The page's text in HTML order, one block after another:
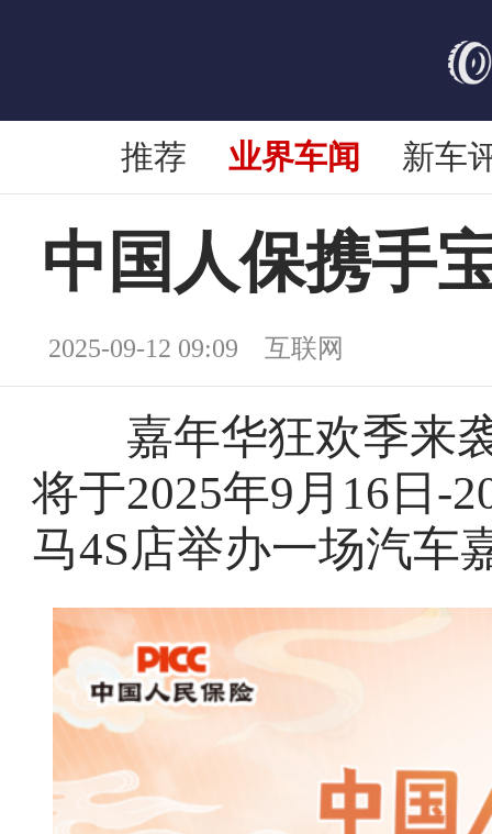
推荐 业界车闻 新车
中国人保携手
2025-09-12 09:09 互联网
嘉年华狂欢季来袭
将于2025年9月16日-
马4S店举办一场汽车